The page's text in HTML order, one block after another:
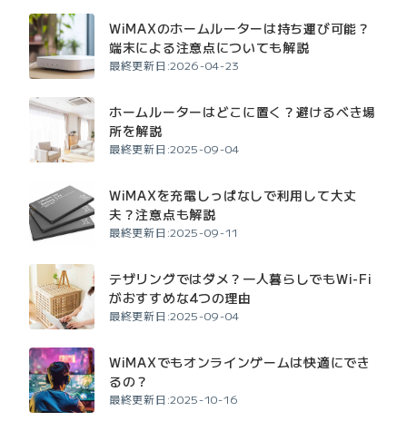
WiMAXのホームルーターは持ち運び可能？
端末による注意点についても解説
最終更新日:2026-04-23
ホームルーターはどこに置く？避けるべき場
所を解説
最終更新日:2025-09-04
WiMAXを充電しっぱなしで利用して大丈
夫？注意点も解説
最終更新日:2025-09-11
テザリングではダメ？一人暮らしでもWi-Fi
がおすすめな4つの理由
最終更新日:2025-09-04
WiMAXでもオンラインゲームは快適にでき
るの？
最終更新日:2025-10-16